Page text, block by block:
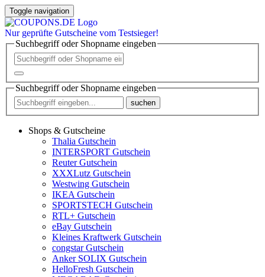
Toggle navigation
Nur geprüfte Gutscheine vom Testsieger!
Suchbegriff oder Shopname eingeben
Suchbegriff oder Shopname eingeben
suchen
Shops & Gutscheine
Thalia Gutschein
INTERSPORT Gutschein
Reuter Gutschein
XXXLutz Gutschein
Westwing Gutschein
IKEA Gutschein
SPORTSTECH Gutschein
RTL+ Gutschein
eBay Gutschein
Kleines Kraftwerk Gutschein
congstar Gutschein
Anker SOLIX Gutschein
HelloFresh Gutschein